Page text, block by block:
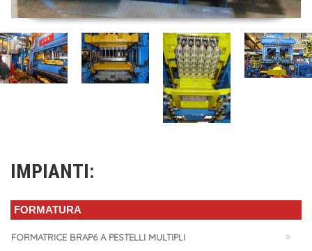
IMPIANTI:
FORMATURA
FORMATRICE BRAP6 A PESTELLI MULTIPLI